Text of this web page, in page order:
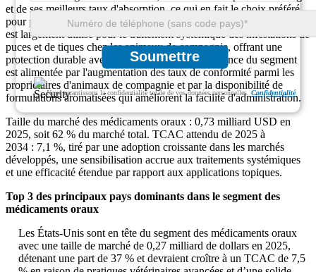
Soumettre
Nous garantissons la confidentialité totale de vos données personnelles.Confidentialité
et de ses meilleurs taux d'absorption, ce qui en fait le choix préféré
pour plus de 62 % des prescriptions vétérinaires dans le monde. Il
est largement utilisé pour le traitement systémique des infestations de
puces et de tiques chez les animaux de compagnie, offrant une
protection durable avec une seule dose. La croissance du segment
est alimentée par l'augmentation des taux de conformité parmi les
propriétaires d'animaux de compagnie et par la disponibilité de
formulations aromatisées qui améliorent la facilité d'administration.
Taille du marché des médicaments oraux : 0,73 milliard USD en
2025, soit 62 % du marché total. TCAC attendu de 2025 à
2034 : 7,1 %, tiré par une adoption croissante dans les marchés
développés, une sensibilisation accrue aux traitements systémiques
et une efficacité étendue par rapport aux applications topiques.
Top 3 des principaux pays dominants dans le segment des
médicaments oraux
Les États-Unis sont en tête du segment des médicaments oraux
avec une taille de marché de 0,27 milliard de dollars en 2025,
détenant une part de 37 % et devraient croître à un TCAC de 7,5